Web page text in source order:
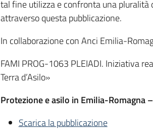
tal fine utilizza e confronta una
attraverso questa pubblicazione.
In collaborazione con Anci Emilia-
FAMI PROG-1063 PLEIADI. Iniziativa
Terra d’Asilo»
Protezione e asilo in Emilia-Romagna
Scarica la pubblicazione